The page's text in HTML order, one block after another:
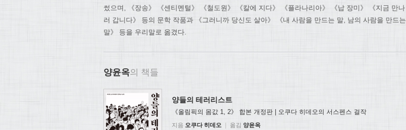
썼으며, 《장송》 《센티멘털》 《철도원》 《칼에 지다》 《플라나리아》 《납 장미》 《지금 만나
러 갑니다》 등의 문학 작품과 《그러니까 당신도 살아》 《내 사람을 만드는 말, 남의 사람을 만드는
말》 등을 우리말로 옮겼다.
양윤옥의 책들
양들의 테러리스트
《올림픽의 몸값 1, 2》 합본 개정판 | 오쿠다 히데오의 서스펜스 걸작
지음 오쿠다 히데오 옮김 양윤옥